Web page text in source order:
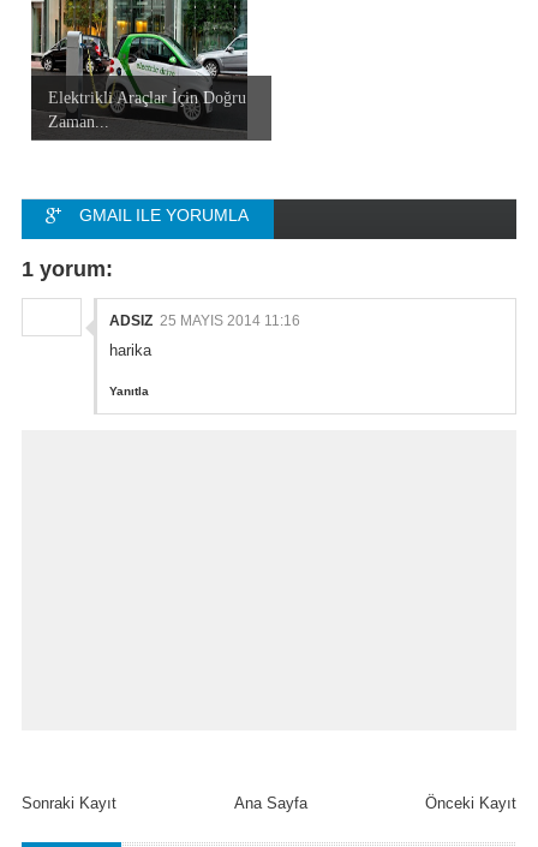
Elektrikli Araçlar İçin Doğru
Zaman...
GMAIL ILE YORUMLA
FACEBOOK ILE
1 yorum:
ADSIZ 25 MAYIS 2014 11:16
harika
Yanıtla
Sonraki Kayıt Önceki Kayıt
Ana Sayfa